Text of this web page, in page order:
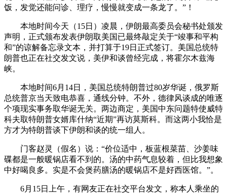
饭，发觉还能问诊、理疗，慢慢就变成一条龙了。”！
本地时间今天（15日）凌晨，伊朗最高委员会秘书处颁发
声明，正式颁布发表伊朗取美国已最终敲定关于“竣事和平构
和”的谅解备忘录文本，并打算于19日正式签订。美国总统特
朗普也正在社交发文说，美伊和谈曾经完成，将霍尔木兹海
峡。
本地时间6月14日，美国总统特朗普过80岁华诞，俄罗斯
总统普京当天致电恭喜，通线分钟。不外，德律风谈成的唯逐
个项现实事务取华诞无关。两边商定，美国中东问题特使威特
科夫取特朗普女婿库什纳“近期”再访莫斯科。而这两小我恰是
方才为特朗普谈下伊朗和谈的统一组人。
门客赵灵（假名）说：“价位适中，板蓝根菜苗、沙姜味
碟都是一般暖锅店看不到的。汤的中药气息较着，但比我想象
中好喝良多。实是不会煲药膳汤的暖锅店不是好西医馆。”。
6月15日上午，有网友正在社交平台发文，称本人乘坐的